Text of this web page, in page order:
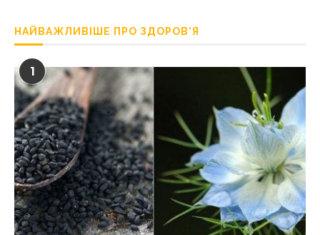
НАЙВАЖЛИВІШЕ ПРО ЗДОРОВ’Я
1